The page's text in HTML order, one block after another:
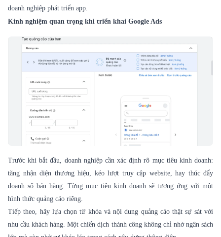
doanh nghiệp phát triển app.
Kinh nghiệm quan trọng khi triển khai Google Ads
Trước khi bắt đầu, doanh nghiệp cần xác định rõ mục tiêu kinh doanh:
tăng nhận diện thương hiệu, kéo lượt truy cập website, hay thúc đẩy
doanh số bán hàng. Từng mục tiêu kinh doanh sẽ tương ứng với một
hình thức quảng cáo riêng.
Tiếp theo, hãy lựa chọn từ khóa và nội dung quảng cáo thật sự sát với
nhu cầu khách hàng. Một chiến dịch thành công không chỉ nhờ ngân sách